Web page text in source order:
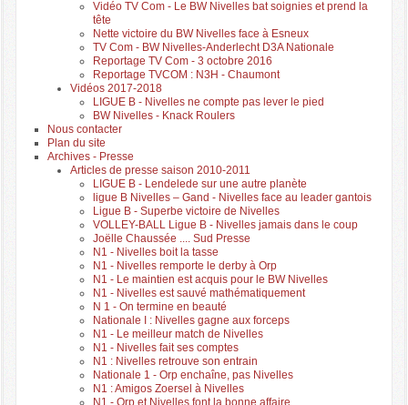
Vidéo TV Com - Le BW Nivelles bat soignies et prend la
tête
Nette victoire du BW Nivelles face à Esneux
TV Com - BW Nivelles-Anderlecht D3A Nationale
Reportage TV Com - 3 octobre 2016
Reportage TVCOM : N3H - Chaumont
Vidéos 2017-2018
LIGUE B - Nivelles ne compte pas lever le pied
BW Nivelles - Knack Roulers
Nous contacter
Plan du site
Archives - Presse
Articles de presse saison 2010-2011
LIGUE B - Lendelede sur une autre planète
ligue B Nivelles – Gand - Nivelles face au leader gantois
Ligue B - Superbe victoire de Nivelles
VOLLEY-BALL Ligue B - Nivelles jamais dans le coup
Joëlle Chaussée .... Sud Presse
N1 - Nivelles boit la tasse
N1 - Nivelles remporte le derby à Orp
N1 - Le maintien est acquis pour le BW Nivelles
N1 - Nivelles est sauvé mathématiquement
N 1 - On termine en beauté
Nationale I : Nivelles gagne aux forceps
N1 - Le meilleur match de Nivelles
N1 - Nivelles fait ses comptes
N1 : Nivelles retrouve son entrain
Nationale 1 - Orp enchaîne, pas Nivelles
N1 : Amigos Zoersel à Nivelles
N1 - Orp et Nivelles font la bonne affaire